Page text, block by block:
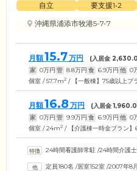
自立 要支援1•2
沖縄県浦添市牧港5-7-7
月額15.7万円 (入居金 2,630.0
家 0万円 管 8.8万円 食 6.9万円 他 0
個室 / 57.7m2 / 【一般棟】75歳以上プ
月額16.8 万円 (入居金1,960.0
家 0万円 管 9.9万円 食 6.9万円 他 0
個室 / 24m2 / 【介護棟一時金プラン】
24時間看護師常駐 /24時間介護
定員180名 /居室152室 /2007年8